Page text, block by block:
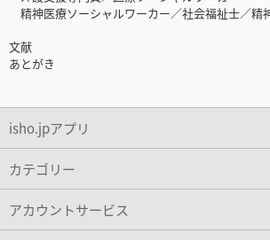
精神医療ソーシャルワーカー／社会福祉士／精
文献
あとがき
isho.jpアプリ
カテゴリー
アカウントサービス